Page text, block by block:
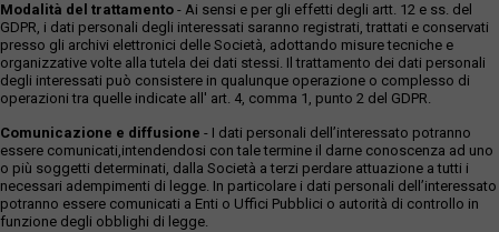
Modalità del trattamento - Ai sensi e per gli effetti degli artt. 12 e ss. del
GDPR, i dati personali degli interessati saranno registrati, trattati e conservati
presso gli archivi elettronici delle Società, adottando misure tecniche e
organizzative volte alla tutela dei dati stessi. Il trattamento dei dati personali
degli interessati può consistere in qualunque operazione o complesso di
operazioni tra quelle indicate all' art. 4, comma 1, punto 2 del GDPR.
Comunicazione e diffusione - I dati personali dell’interessato potranno
essere comunicati,intendendosi con tale termine il darne conoscenza ad uno
o più soggetti determinati, dalla Società a terzi perdare attuazione a tutti i
necessari adempimenti di legge. In particolare i dati personali dell’interessato
potranno essere comunicati a Enti o Uffici Pubblici o autorità di controllo in
funzione degli obblighi di legge.